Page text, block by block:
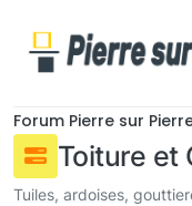
Forum Pierre sur
Toiture et
Tuiles, ardoises,